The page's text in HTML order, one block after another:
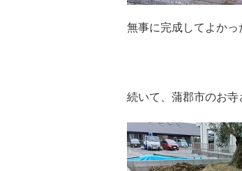
無事に完成してよかっ
続いて、蒲郡市のお寺